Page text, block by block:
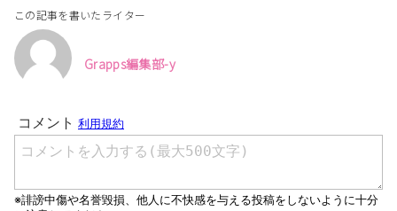
この記事を書いたライター
Grapps編集部-y